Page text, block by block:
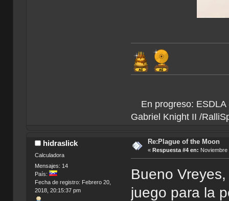
En progreso: ESDLA
Gabriel Knight II /
hidraslick
Calculadora
Mensajes: 14
País:
Fecha de registro: Febrero 20,
2018, 20:15:37 pm
Re:Plague of the Moon
« Respuesta #4 en: Noviembre
Bueno
juego para la